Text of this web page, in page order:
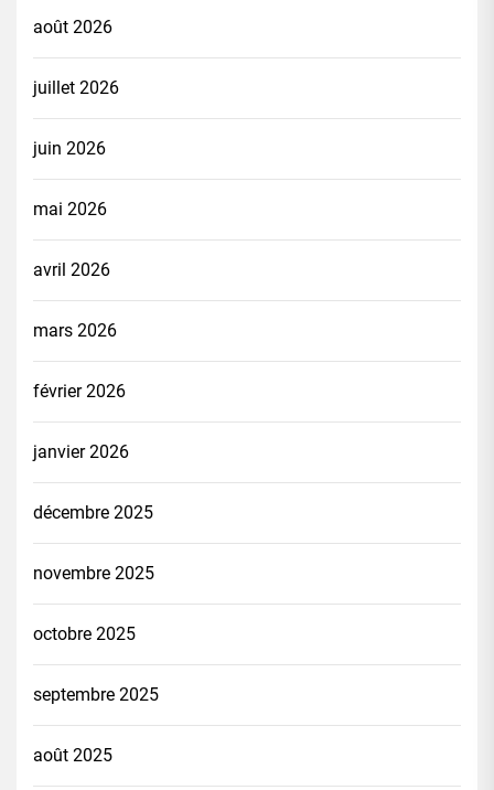
août 2026
juillet 2026
juin 2026
mai 2026
avril 2026
mars 2026
février 2026
janvier 2026
décembre 2025
novembre 2025
octobre 2025
septembre 2025
août 2025